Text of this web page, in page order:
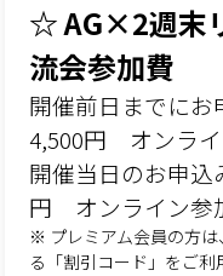
☆ AG×2週末
流会参加費
開催前日までにお
4,500円 オンライ
開催当日のお申
円 オンライン参
※ プレミアム会員の方は
る「割引コード」をご利